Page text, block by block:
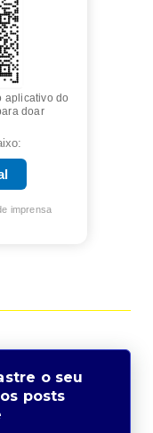
aplicativo do
doar
imprensa
o seu
posts